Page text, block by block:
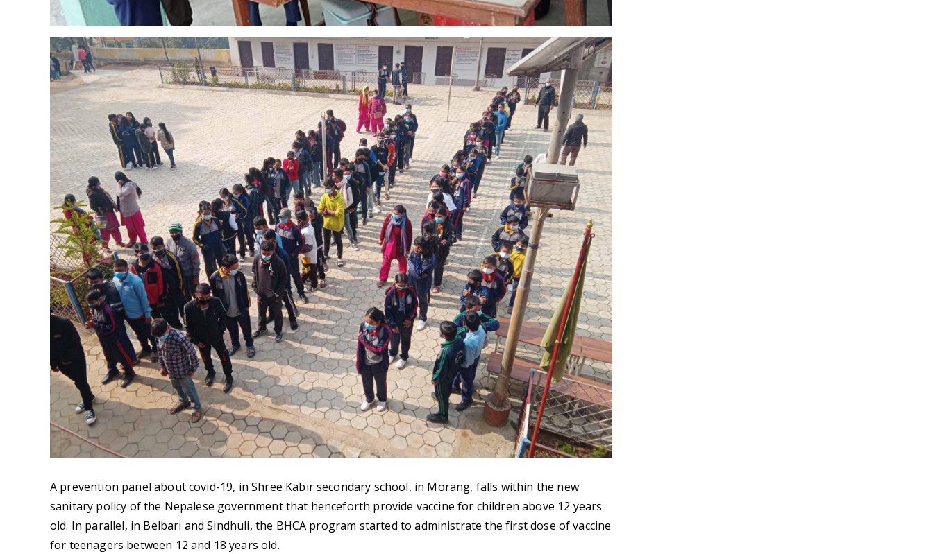
A prevention panel about covid-19, in Shree Kabir secondary school, in Morang, falls within the new
sanitary policy of the Nepalese government that henceforth provide vaccine for children above 12 years
old. In parallel, in Belbari and Sindhuli, the BHCA program started to administrate the first dose of vaccine
for teenagers between 12 and 18 years old.